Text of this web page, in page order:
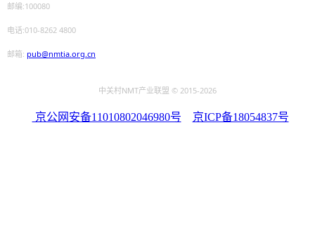
邮编:100080
电话:010-8262 4800
邮箱: pub@nmtia.org.cn
中关村NMT产业联盟 © 2015-2026
京公网安备11010802046980号 京ICP备18054837号